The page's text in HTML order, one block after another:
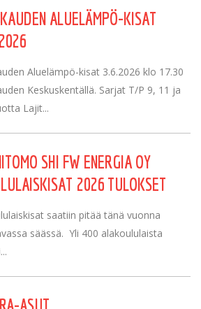
ALUELÄMPÖ-KISAT
Aluelämpö-kisat 3.6.2026 klo 17.30
Keskuskentällä. Sarjat T/P 9, 11 ja
Lajit...
SHI FW ENERGIA OY
2026 TULOKSET
saatiin pitää tänä vuonna
säässä. Yli 400 alakoululaista